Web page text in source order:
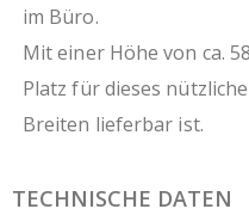
im Büro.
Mit einer Höhe von ca.
Platz für dieses
Breiten lieferbar ist.
TECHNISCHE DATEN